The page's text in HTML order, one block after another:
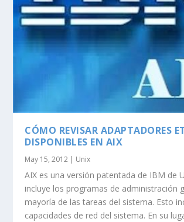
CÓMO REVISAR ADAPTADORES
DISPONIBLES EN AIX
May 15, 2012 | Unix
AIX es una versión patentada de IBM de
incluye los programas de administración
mayoría de las tareas del sistema. Esto
capacidades de red del sistema. En su